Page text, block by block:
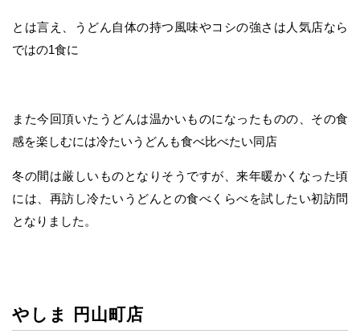
とは言え、うどん自体の持つ風味やコシの強さは人気店なら
ではの1食に
また今回頂いたうどんは温かいものになったものの、その食
感を楽しむには冷たいうどんも食べ比べたい同店
冬の間は厳しいものとなりそうですが、来年暖かくなった頃
には、再訪し冷たいうどんとの食べくらべを試したい初訪問
となりました。
やしま 円山町店